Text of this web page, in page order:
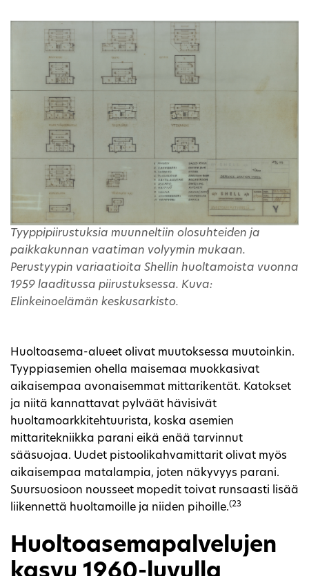
Tyyppipiirustuksia muunneltiin olosuhteiden ja
paikkakunnan vaatiman volyymin mukaan.
Perustyypin variaatioita Shellin huoltamoista vuonna
1959 laaditussa piirustuksessa. Kuva:
Elinkeinoelämän keskusarkisto.
Huoltoasema-alueet olivat muutoksessa muutoinkin.
Tyyppiasemien ohella maisemaa muokkasivat
aikaisempaa avonaisemmat mittarikentät. Katokset
ja niitä kannattavat pylväät hävisivät
huoltamoarkkitehtuurista, koska asemien
mittaritekniikka parani eikä enää tarvinnut
sääsuojaa. Uudet pistoolikahvamittarit olivat myös
aikaisempaa matalampia, joten näkyvyys parani.
Suursuosioon nousseet mopedit toivat runsaasti lisää
liikennettä huoltamoille ja niiden pihoille.(23
Huoltoasemapalvelujen